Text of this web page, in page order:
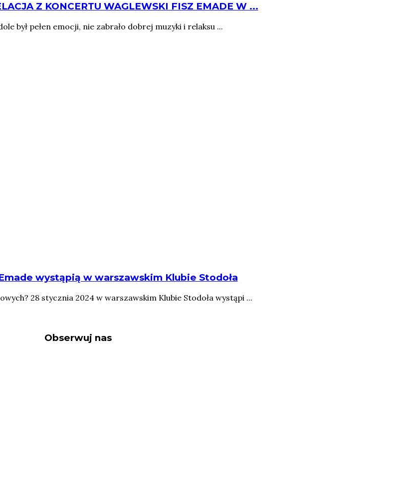
Z KONCERTU WAGLEWSKI FISZ EMADE W ...
był pełen emocji, nie zabrało dobrej muzyki i relaksu ...
wystąpią w warszawskim Klubie Stodoła
28 stycznia 2024 w warszawskim Klubie Stodoła wystąpi ...
Obserwuj nas